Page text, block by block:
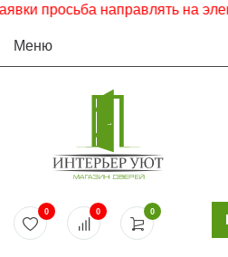
направлять на
Меню
0
0 0